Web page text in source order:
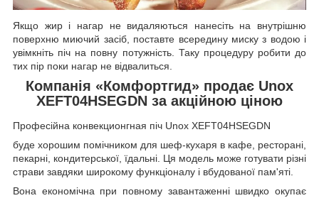
Якщо жир і нагар не видаляються нанесіть на внутрішню
поверхню миючий засіб, поставте всередину миску з водою і
увімкніть піч на повну потужність. Таку процедуру робити до
тих пір поки нагар не відвалиться.
Компанія «Комфортгид» продає Unox
XEFT04HSEGDN за акційною ціною
Професійна конвекционгная піч Unox XEFT04HSEGDN
буде хорошим помічником для шеф-кухаря в кафе, ресторані,
пекарні, кондитерської, їдальні. Ця модель може готувати різні
страви завдяки широкому функціоналу і вбудованої пам'яті.
Вона економічна при повному завантаженні швидко окупає